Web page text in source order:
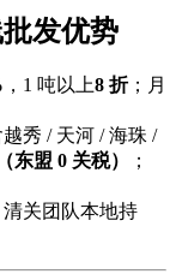
发优势
，1 吨以上8 折；月
秀 / 天河 / 海珠 /
东盟 0 关税）
；
关团队本地持